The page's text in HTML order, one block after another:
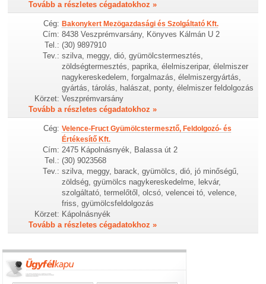
Tovább a részletes cégadatokhoz »
Cég: Bakonykert Mezögazdasági és Szolgáltató Kft.
Cím: 8438 Veszprémvarsány, Könyves Kálmán U 2
Tel.: (30) 9897910
Tev.: szilva, meggy, dió, gyümölcstermesztés,
zöldségtermesztés, paprika, élelmiszeripar, élelmiszer
nagykereskedelem, forgalmazás, élelmiszergyártás,
gyártás, tárolás, halászat, ponty, élelmiszer feldolgozás
Körzet: Veszprémvarsány
Tovább a részletes cégadatokhoz »
Cég: Velence-Fruct Gyümölcstermesztő, Feldolgozó- és
Értékesítő Kft.
Cím: 2475 Kápolnásnyék, Balassa út 2
Tel.: (30) 9023568
Tev.: szilva, meggy, barack, gyümölcs, dió, jó minőségű,
zöldség, gyümölcs nagykereskedelme, lekvár,
szolgáltató, termelőtől, olcsó, velencei tó, velence,
friss, gyümölcsfeldolgozás
Körzet: Kápolnásnyék
Tovább a részletes cégadatokhoz »